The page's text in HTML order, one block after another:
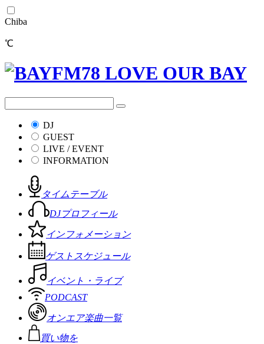
Chiba
℃
DJ
GUEST
LIVE / EVENT
INFORMATION
タイムテーブル
DJプロフィール
インフォメーション
ゲストスケジュール
イベント・ライブ
PODCAST
オンエア楽曲一覧
買い物を